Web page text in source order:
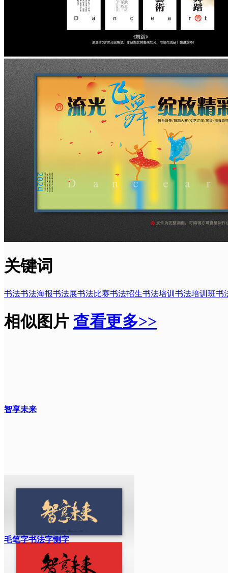
关键词
书法书法海报书法展书法比赛书法招生书法培训 书法培训班书
相似图片 查看更多>>
智享未来
毛笔字书法字恻字